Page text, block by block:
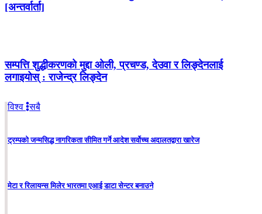
[अन्तर्वार्ता]
सम्पत्ति शुद्धीकरणको मुद्दा ओली, प्रचण्ड, देउवा र लिङ्देनलाई
लगाइयोस् : राजेन्द्र लिङ्देन
विश्व सबै
ट्रम्पको जन्मसिद्ध नागरिकता सीमित गर्ने आदेश सर्वोच्च अदालतद्वारा खारेज
मेटा र रिलायन्स मिलेर भारतमा एआई डाटा सेन्टर बनाउने